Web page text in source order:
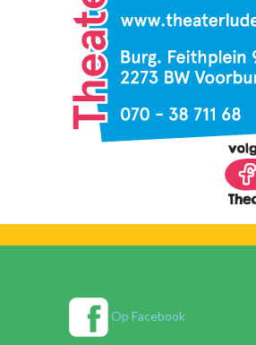
Op Facebook